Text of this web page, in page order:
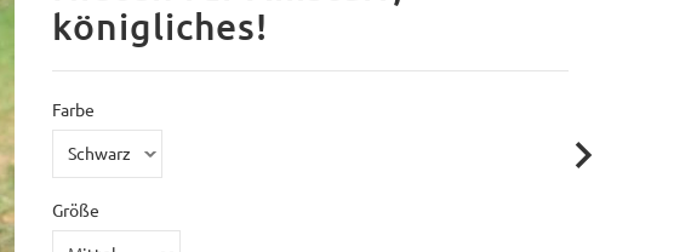
königliches!
Farbe
Größe